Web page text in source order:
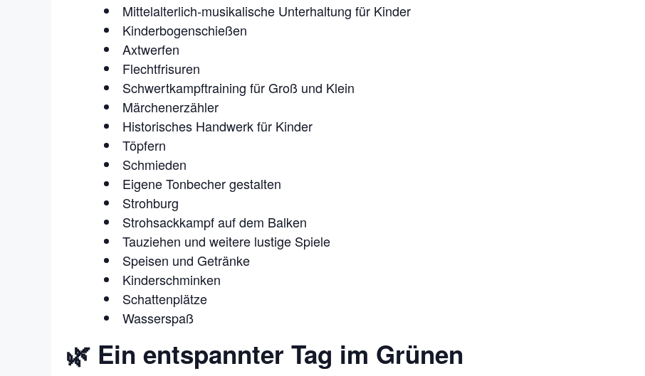
Mittelalterlich-musikalische Unterhaltung für Kinder
Kinderbogenschießen
Axtwerfen
Flechtfrisuren
Schwertkampftraining für Groß und Klein
Märchenerzähler
Historisches Handwerk für Kinder
Töpfern
Schmieden
Eigene Tonbecher gestalten
Strohburg
Strohsackkampf auf dem Balken
Tauziehen und weitere lustige Spiele
Speisen und Getränke
Kinderschminken
Schattenplätze
Wasserspaß
🌿 Ein entspannter Tag im Grünen